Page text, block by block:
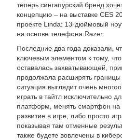
теперь сингапурский бренд
концепцию – на выставке CES
проекте Linda: 13-дюймовый
на основе телефона Razer.
Последние два года доказали,
ключевым элементом к тому,
оставалась захватывающей,
продолжала расширять
ситуация выглядит очень
играть в тайтл исключительно
платформ, менять смартфон
развитие в игре, либо просто
показывая там отменные
также будете вовлечены в